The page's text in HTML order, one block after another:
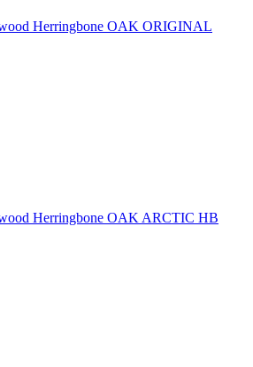
Herringbone OAK ORIGINAL
Herringbone OAK ARCTIC HB